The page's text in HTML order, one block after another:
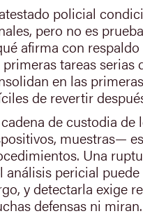
policial
pero no es
afirma con
primeras tareas serias
en las
de revertir
de custodia
muestras—
Una
análisis pericial
y detectarla exige
defensas ni miran.